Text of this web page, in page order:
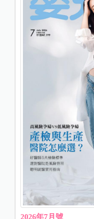
2026年7月號